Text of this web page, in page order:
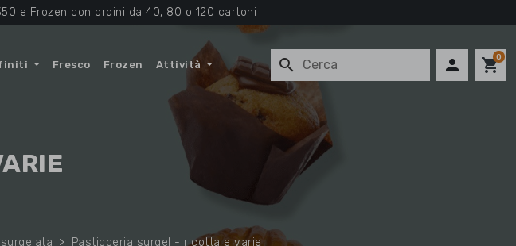
e Frozen con ordini da 40, 80 o 120 cartoni
Fresco Frozen Attività search  shopping_cart0
Pasticceria surgel - ricotta e varie